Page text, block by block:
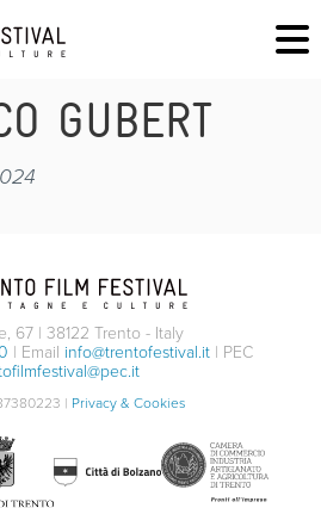
GUBERT
67 | 38122 Trento - Italy
| Email info@trentofestival.it | PEC
| Privacy & Cookies